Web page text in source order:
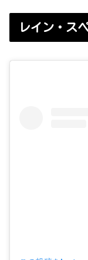
レイン・ス